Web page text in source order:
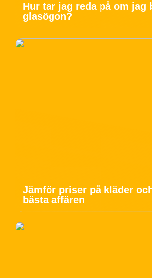
Hur tar jag reda på om jag
glasögon?
Jämför priser på kläder
bästa affären